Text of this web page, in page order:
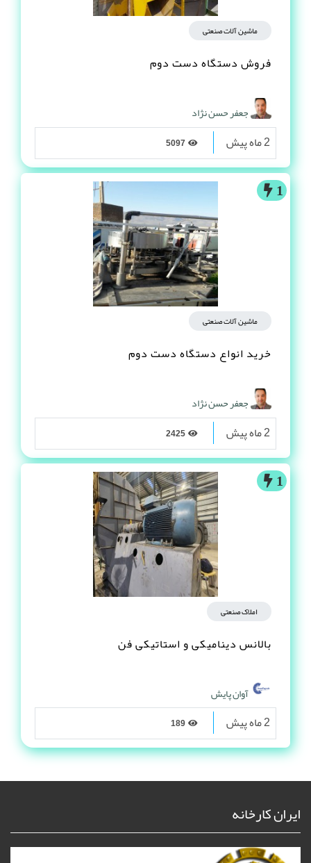
ماشین آلات صنعتی
فروش دستگاه دست دوم
جعفر حسن نژاد
2 ماه پیش
1
ماشین آلات صنعتی
خرید انواع دستگاه دست دوم
جعفر حسن نژاد
2 ماه پیش
1
املاک صنعتی
بالانس دینامیکی و استاتیکی فن
آوان پایش
2 ماه پیش
ایران کارخانه